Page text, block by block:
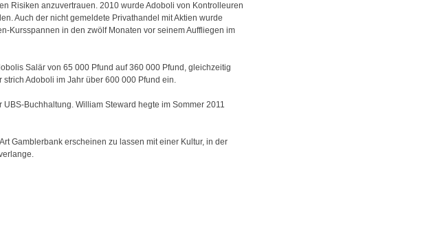
Risiken anzuvertrauen. 2010 wurde Adoboli von Kontrolleuren
Auch der nicht gemeldete Privathandel mit Aktien wurde
Kursspannen in den zwölf Monaten vor seinem Auffliegen im
Salär von 65 000 Pfund auf 360 000 Pfund, gleichzeitig
Adoboli im Jahr über 600 000 Pfund ein.
Buchhaltung. William Steward hegte im Sommer 2011
Gamblerbank erscheinen zu lassen mit einer Kultur, in der